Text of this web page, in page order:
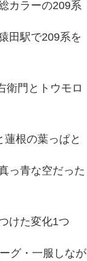
カラーの209系
田駅で209系を
衛門とトウモロ
蓮根の葉っぱと
っ青な空だった
けた変化1つ
グ・一服しなが